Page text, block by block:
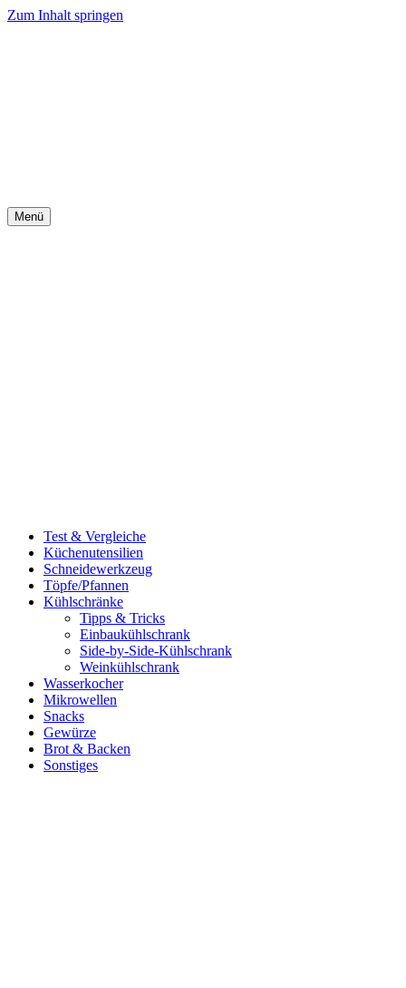
Zum Inhalt springen
Menü
Test & Vergleiche
Küchenutensilien
Schneidewerkzeug
Töpfe/Pfannen
Kühlschränke
Tipps & Tricks
Einbaukühlschrank
Side-by-Side-Kühlschrank
Weinkühlschrank
Wasserkocher
Mikrowellen
Snacks
Gewürze
Brot & Backen
Sonstiges